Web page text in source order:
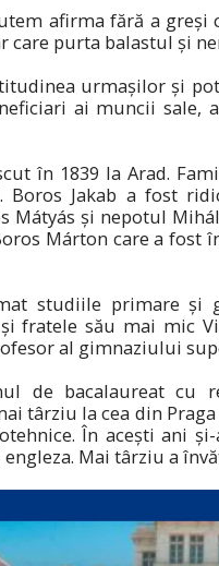
afirma fără a greși
care purta balastul și
urmașilor și
ai muncii sale,
în 1839 la Arad.
Boros Jakab a fost
Mátyás și nepotul
Márton care a
studiile primare și
fratele său mai mic
al gimnaziului
de bacalaureat cu
târziu la cea din
În acești ani
Mai târziu a